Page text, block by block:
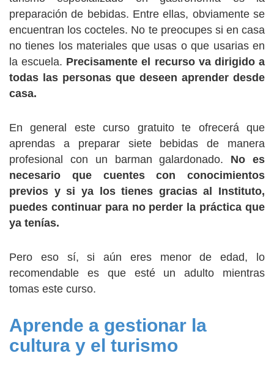
preparación de bebidas. Entre ellas, obviamente se
encuentran los cocteles. No te preocupes si en casa
no tienes los materiales que usas o que usarias en
la escuela. Precisamente el recurso va dirigido a
todas las personas que deseen aprender desde
casa.
En general este curso gratuito te ofrecerá que
aprendas a preparar siete bebidas de manera
profesional con un barman galardonado. No es
necesario que cuentes con conocimientos
previos y si ya los tienes gracias al Instituto,
puedes continuar para no perder la práctica que
ya tenías.
Pero eso sí, si aún eres menor de edad, lo
recomendable es que esté un adulto mientras
tomas este curso.
Aprende a gestionar la
cultura y el turismo